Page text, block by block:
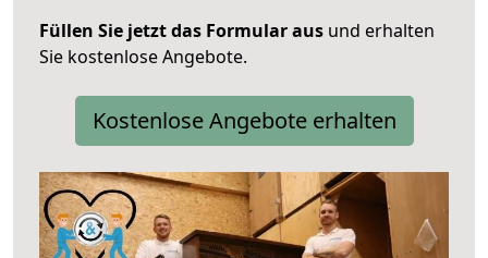
Füllen Sie jetzt das Formular aus und erhalten
Sie kostenlose Angebote.
Kostenlose Angebote erhalten